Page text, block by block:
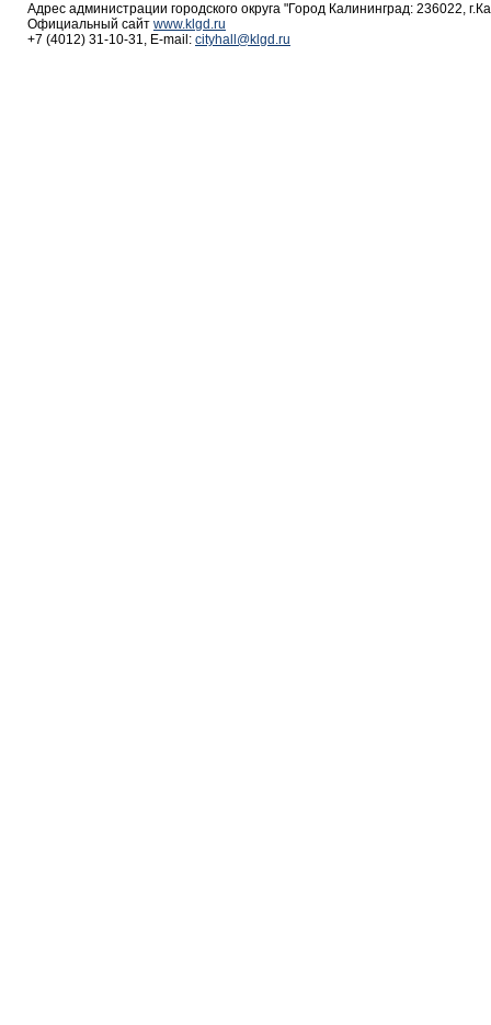
Адрес администрации городского округа "Город Калининград: 236022,
Официальный сайт www.klgd.ru
+7 (4012) 31-10-31, E-mail: cityhall@klgd.ru